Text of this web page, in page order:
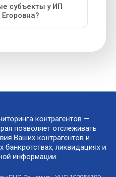
субъекты у ИП
контрагентов —
позволяет отслеживать
Ваших контрагентов и
банкротствах, ликвидациях и
информации.